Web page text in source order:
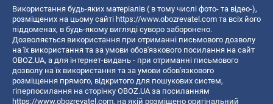
Використання будь-яких матеріалів ( в тому числі фото- та відео-),
розміщених на цьому сайті https://www.obozrevatel.com та всіх його
піддоменах, в будь-якому вигляді суворо заборонено.
Дозволяється використання при отриманні письмового дозволу
на їх використання та за умови обов'язкового посилання на сайт
OBOZ.UA, а для інтернет-видань - при отриманні письмового
дозволу на їх використання та за умови обов'язкового
розміщення прямого, відкритого для пошукових систем,
гіперпосилання на сторінку OBOZ.UA за посиланням
https://www.obozrevatel.com, на якій розміщено оригінальний